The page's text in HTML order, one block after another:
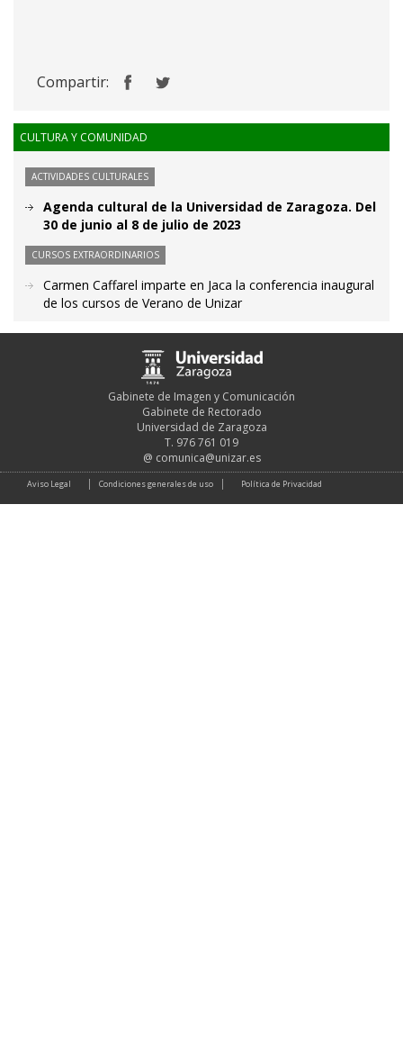
Compartir:
CULTURA Y COMUNIDAD
ACTIVIDADES CULTURALES
Agenda cultural de la Universidad de Zaragoza. Del
30 de junio al 8 de julio de 2023
CURSOS EXTRAORDINARIOS
Carmen Caffarel imparte en Jaca la conferencia inaugural
de los cursos de Verano de Unizar
Gabinete de Imagen y Comunicación
Gabinete de Rectorado
Universidad de Zaragoza
T. 976 761 019
@ comunica@unizar.es
Aviso Legal Condiciones generales de uso Política de Privacidad